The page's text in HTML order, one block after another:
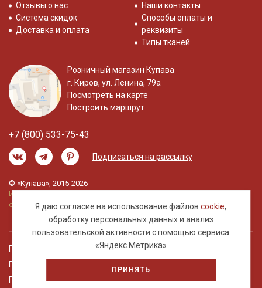
Я даю согласие на использование файловcookie,
обработкуперсональных данныхи анализ
пользовательской активности с помощью сервиса
«Яндекс.Метрика»
ПРИНЯТЬ
Отзывы о нас
Система скидок
Доставка и оплата
Наши контакты
Способы оплаты и
реквизиты
Типы тканей
Розничный магазин Купава
г. Киров, ул. Ленина, 79а
Посмотреть на карте
Построить маршрут
+7 (800) 533-75-43
Подписаться на рассылку
© «Купава», 2015-2026
Информация на сайте не является публичной
офертой.
Правовая информация
Политика обработки персональных данных
Пользовательское соглашение